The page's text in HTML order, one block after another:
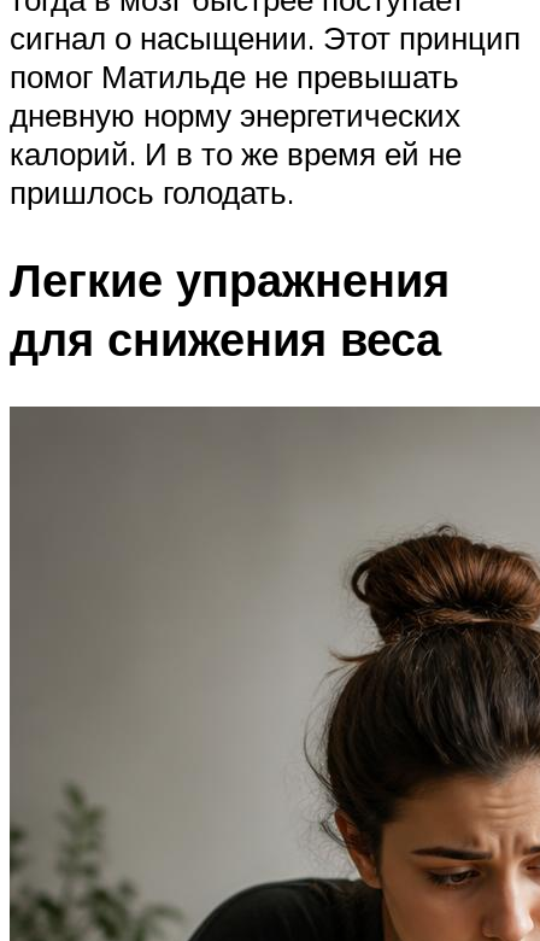
сигнал о насыщении. Этот принцип
помог Матильде не превышать
дневную норму энергетических
калорий. И в то же время ей не
пришлось голодать.
Легкие упражнения
для снижения веса